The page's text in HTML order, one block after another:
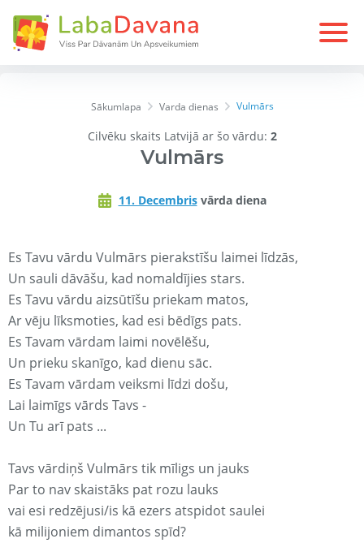
Sākumlapa Varda dienas Vulmārs
Cilvēku skaits Latvijā ar šo vārdu: 2
Vulmārs
11. Decembrisvārda diena
Es Tavu vārdu Vulmārs pierakstīšu laimei līdzās,
Un sauli dāvāšu, kad nomaldījies stars.
Es Tavu vārdu aizsūtīšu priekam matos,
Ar vēju līksmoties, kad esi bēdīgs pats.
Es Tavam vārdam laimi novēlēšu,
Un prieku skanīgo, kad dienu sāc.
Es Tavam vārdam veiksmi līdzi došu,
Lai laimīgs vārds Tavs -
Un Tu arī pats ...
Tavs vārdiņš Vulmārs tik mīligs un jauks
Par to nav skaistāks pat rozu lauks
vai esi redzējusi/is kā ezers atspidot saulei
kā milijoniem dimantos spīd?